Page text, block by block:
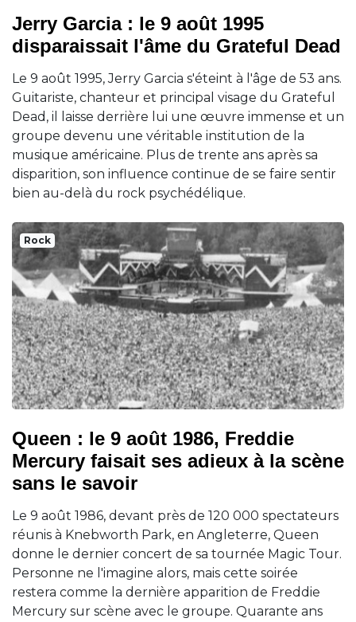
Jerry Garcia : le 9 août 1995
disparaissait l'âme du Grateful Dead
Le 9 août 1995, Jerry Garcia s'éteint à l'âge de 53 ans.
Guitariste, chanteur et principal visage du Grateful
Dead, il laisse derrière lui une œuvre immense et un
groupe devenu une véritable institution de la
musique américaine. Plus de trente ans après sa
disparition, son influence continue de se faire sentir
bien au-delà du rock psychédélique.
Rock
Queen : le 9 août 1986, Freddie
Mercury faisait ses adieux à la scène
sans le savoir
Le 9 août 1986, devant près de 120 000 spectateurs
réunis à Knebworth Park, en Angleterre, Queen
donne le dernier concert de sa tournée Magic Tour.
Personne ne l'imagine alors, mais cette soirée
restera comme la dernière apparition de Freddie
Mercury sur scène avec le groupe. Quarante ans